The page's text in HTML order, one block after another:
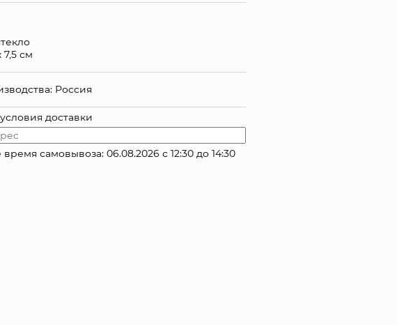
7,5 см
Россия
доставки
самовывоза: 06.08.2026 с 12:30 до 14:30